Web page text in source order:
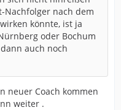
Nachfolger nach dem
könnte, ist ja
oder Bochum
auch noch
neuer Coach kommen
weiter .